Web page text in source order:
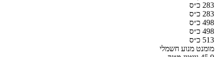
283 כ״ס
283 כ״ס
498 כ״ס
498 כ״ס
513 כ״ס
מומנט מנוע חשמלי